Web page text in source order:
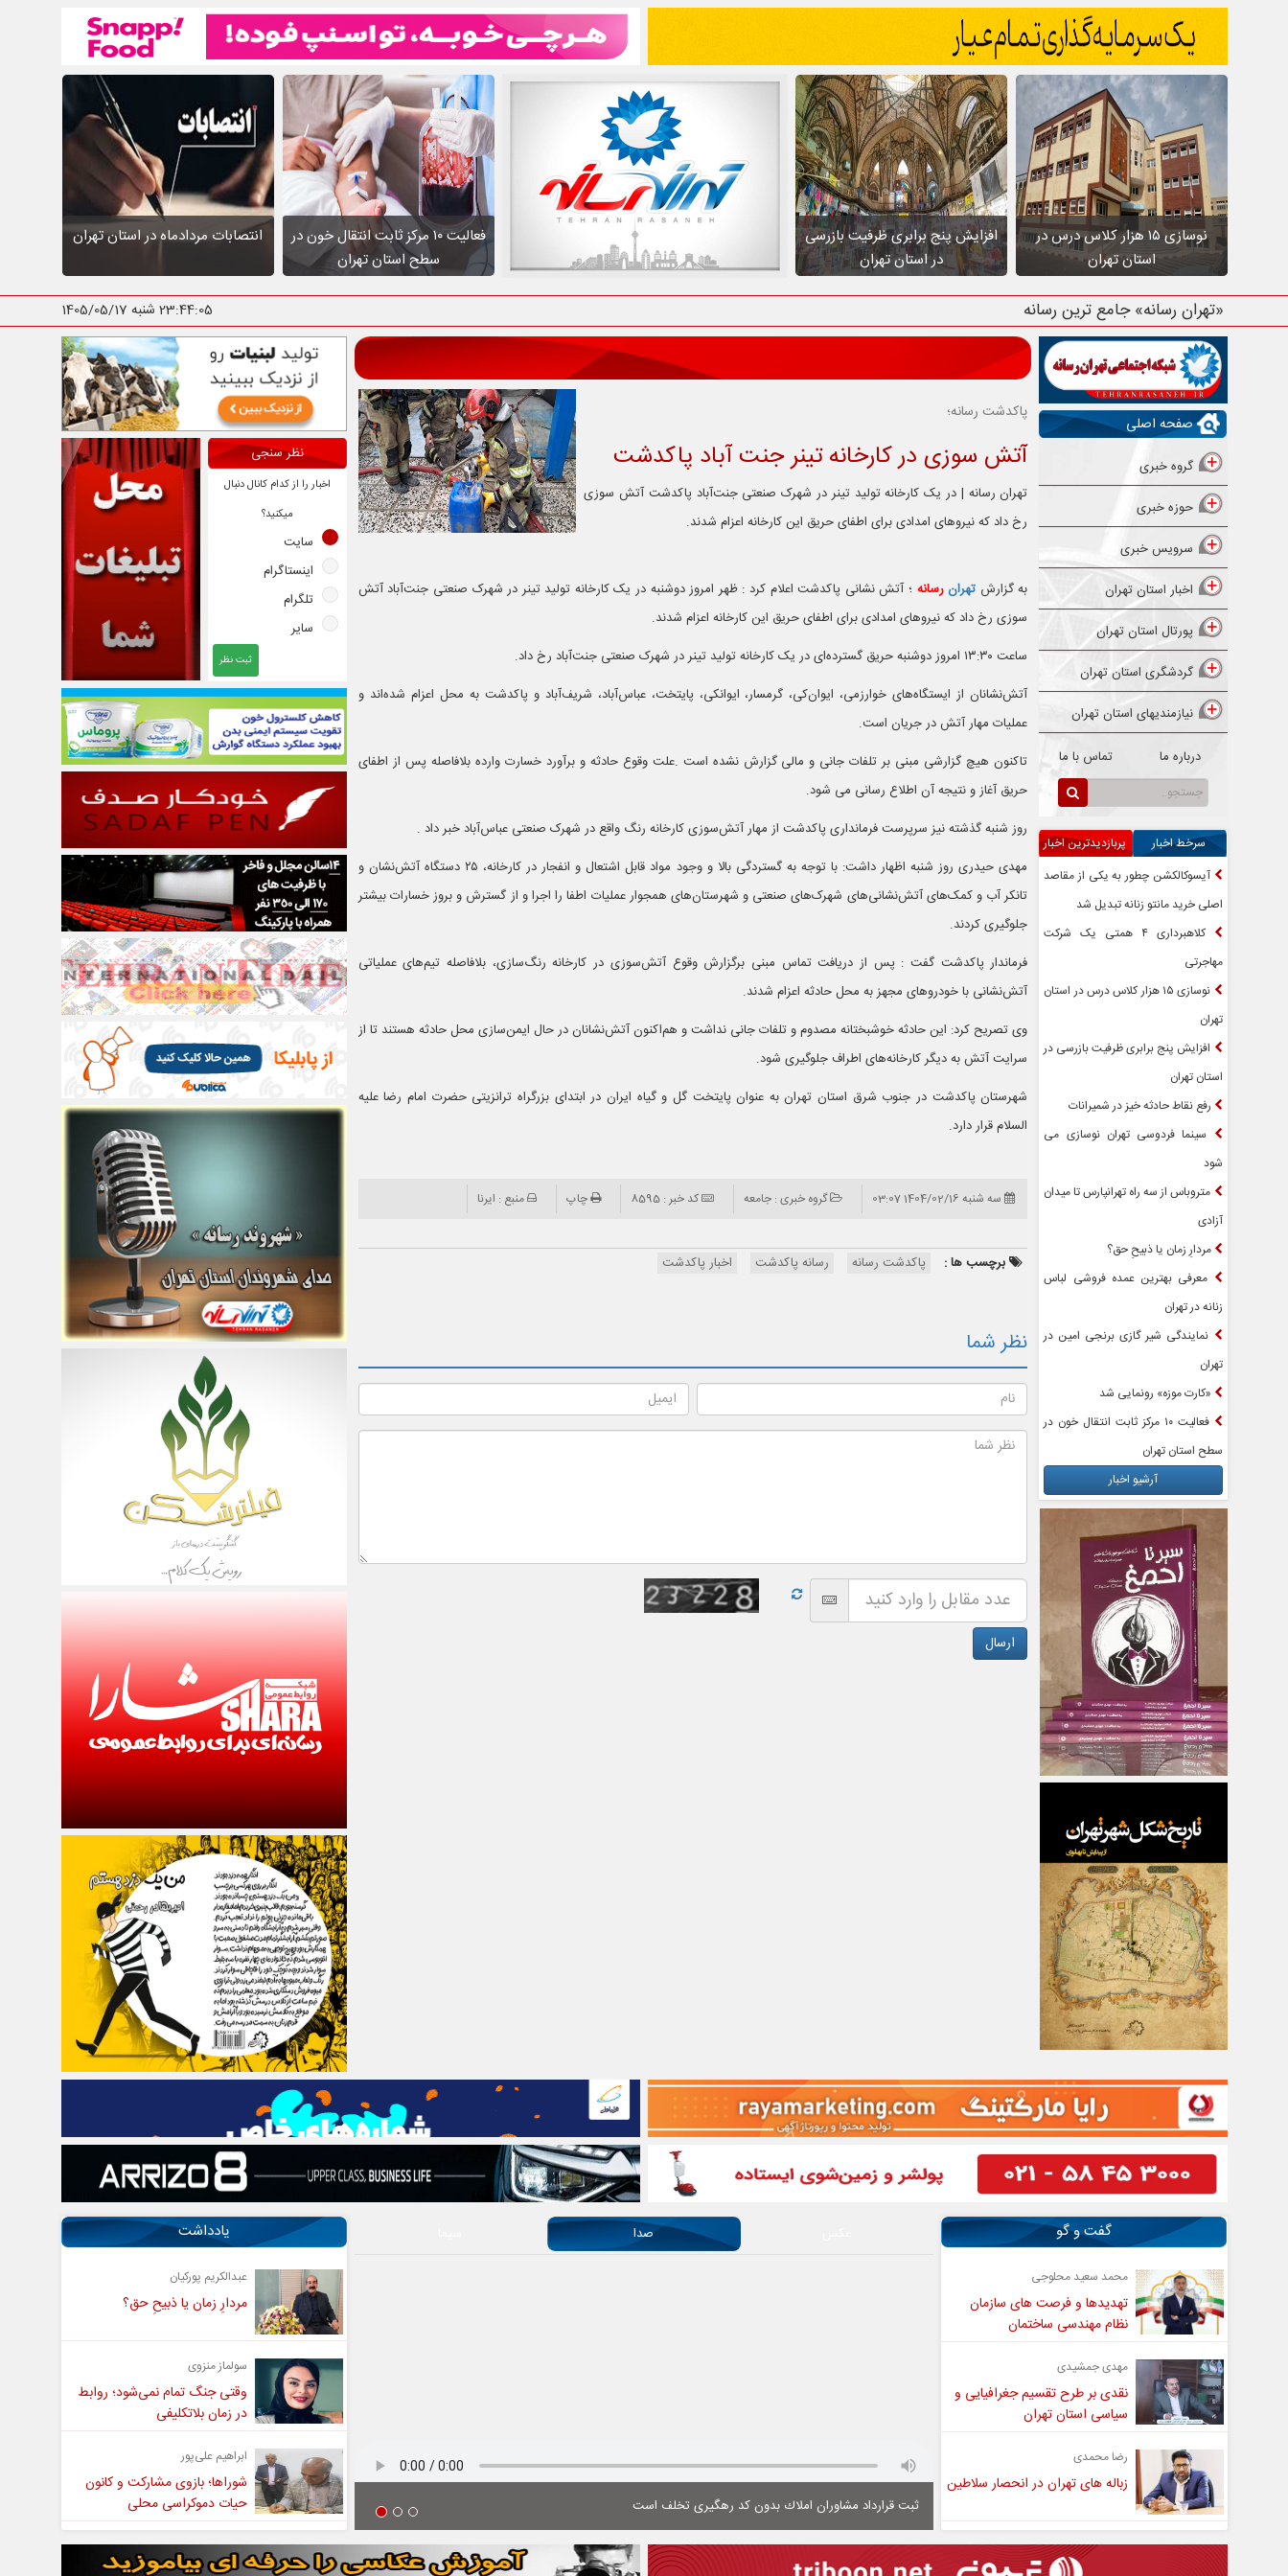
نوسازی ۱۵ هزار کلاس درس در
استان تهران
افزایش پنج برابری ظرفیت بازرسی
در استان تهران
فعالیت ۱۰ مرکز ثابت انتقال خون در
سطح استان تهران
انتصابات مردادماه در استان تهران
«تهران رسانه» جامع ترین رسانه استان ته 23:44:06 شنبه 1405/05/17
صفحه اصلی
گروه خبری
حوزه خبری
سرویس خبری
اخبار استان تهران
پورتال استان تهران
گردشگری استان تهران
نیازمندیهای استان تهران
درباره ما تماس با ما
سرخط اخبار
پربازدیدترین اخبار
آیسوکالکشن چطور به یکی از مقاصد
اصلی خرید مانتو زنانه تبدیل شد
کلاهبرداری ۴ همتی یک شرکت
مهاجرتی
نوسازی ۱۵ هزار کلاس درس در استان
تهران
افزایش پنج برابری ظرفیت بازرسی در
استان تهران
رفع نقاط حادثه خیز در شمیرانات
سینما فردوسی تهران نوسازی می
شود
متروباس از سه راه تهرانپارس تا میدان
آزادی
مردارِ زمان یا ذبیحِ حق؟
معرفی بهترین عمده فروشی لباس
زنانه در تهران
نمایندگی شیر گازی برنجی امین در
تهران
«کارت موزه» رونمایی شد
فعالیت ۱۰ مرکز ثابت انتقال خون در
سطح استان تهران
آرشیو اخبار
پاکدشت رسانه؛
آتش سوزی در کارخانه تینر جنت آباد پاکدشت
تهران رسانه | در یک کارخانه تولید تینر در شهرک صنعتی جنت‌آباد پاکدشت آتش سوزی
رخ داد که نیروهای امدادی برای اطفای حریق این کارخانه اعزام شدند.
به گزارش تهرانرسانه ؛ آتش نشانی پاکدشت اعلام کرد : ظهر امروز دوشنبه در یک کارخانه تولید تینر در شهرک صنعتی جنت‌آباد آتش
سوزی رخ داد که نیروهای امدادی برای اطفای حریق این کارخانه اعزام شدند.
ساعت ۱۳:۳۰ امروز دوشنبه حریق گسترده‌ای در یک کارخانه تولید تینر در شهرک صنعتی جنت‌آباد رخ داد.
آتش‌نشانان از ایستگاه‌های خوارزمی، ایوان‌کی، گرمسار، ایوانکی، پایتخت، عباس‌آباد، شریف‌آباد و پاکدشت به محل اعزام شده‌اند و
عملیات مهار آتش در جریان است.
تاکنون هیچ گزارشی مبنی بر تلفات جانی و مالی گزارش نشده است .علت وقوع حادثه و برآورد خسارت وارده بلافاصله پس از اطفای
حریق آغاز و نتیجه آن اطلاع رسانی می شود.
روز شنبه گذشته نیز سرپرست فرمانداری پاکدشت از مهار آتش‌سوزی کارخانه رنگ واقع در شهرک صنعتی عباس‌آباد خبر داد .
مهدی حیدری روز شنبه اظهار داشت: با توجه به گستردگی بالا و وجود مواد قابل اشتعال و انفجار در کارخانه، ۲۵ دستگاه آتش‌نشان و
تانکر آب و کمک‌های آتش‌نشانی‌های شهرک‌های صنعتی و شهرستان‌های همجوار عملیات اطفا را اجرا و از گسترش و بروز خسارات بیشتر
جلوگیری کردند.
فرماندار پاکدشت گفت : پس از دریافت تماس‌ مبنی برگزارش وقوع آتش‌سوزی در کارخانه رنگ‌سازی، بلافاصله تیم‌های عملیاتی
آتش‌نشانی با خودروهای مجهز به محل حادثه اعزام شدند.
وی تصریح کرد: این حادثه خوشبختانه مصدوم و تلفات جانی نداشت و هم‌اکنون آتش‌نشانان در حال ایمن‌سازی محل حادثه هستند تا از
سرایت آتش به دیگر کارخانه‌های اطراف جلوگیری شود.
شهرستان پاکدشت در جنوب شرق استان تهران به عنوان پایتخت گل و گیاه ایران در ابتدای بزرگراه ترانزیتی حضرت امام رضا علیه
السلام قرار دارد.
سه شنبه 1404/02/16 03:07 گروه خبری : جامعه کد خبر : 8595 چاپ منبع : ایرنا
برچسب ها : پاکدشت رسانه رسانه پاکدشت اخبار پاکدشت
نظر شما
نظر سنجی
اخبار را از کدام کانال دنبال
میکنید؟
سایت
اینستاگرام
تلگرام
سایر
ثبت نظر
گفت و گو
محمد سعید محلوجی
تهدیدها و فرصت های سازمان
نظام مهندسی ساختمان
مهدی جمشیدی
نقدی بر طرح تقسیم جغرافیایی و
سیاسی استان تهران
رضا محمدی
زباله های تهران در انحصار سلاطین
صدا
ثبت قرارداد مشاوران املاك بدون كد رهگیری تخلف است
یادداشت
عبدالکریم پورکیان
مردارِ زمان یا ذبیحِ حق؟
سولماز منزوی
وقتی جنگ تمام نمی‌شود؛ روابط
در زمان بلاتکلیفی
ابراهیم علی‌پور
شوراها؛ بازوی مشارکت و کانون
حیات دموکراسی محلی